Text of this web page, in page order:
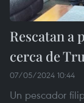
Rescatan a
cerca de
07/05/2024 10:44
Un pescador